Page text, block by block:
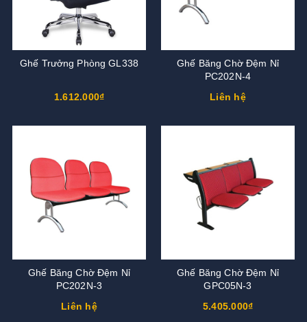
Ghế Trưởng Phòng GL338
1.612.000₫
Ghế Băng Chờ Đệm Nỉ
PC202N-4
Liên hệ
Ghế Băng Chờ Đệm Nỉ
PC202N-3
Liên hệ
Ghế Băng Chờ Đệm Nỉ
GPC05N-3
5.405.000₫